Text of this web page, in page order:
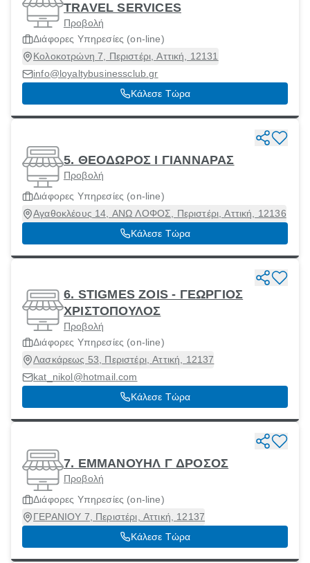
TRAVEL SERVICES
Προβολή
Διάφορες Υπηρεσίες (οn-line)
Κολοκοτρώνη 7, Περιστέρι, Αττική, 12131
info@loyaltybusinessclub.gr
Κάλεσε Τώρα
5. ΘΕΟΔΩΡΟΣ Ι ΓΙΑΝΝΑΡΑΣ
Προβολή
Διάφορες Υπηρεσίες (οn-line)
Αγαθοκλέους 14, ΑΝΩ ΛΟΦΟΣ, Περιστέρι, Αττική, 12136
Κάλεσε Τώρα
6. STIGMES ZOIS - ΓΕΩΡΓΙΟΣ
ΧΡΙΣΤΟΠΟΥΛΟΣ
Προβολή
Διάφορες Υπηρεσίες (οn-line)
Λασκάρεως 53, Περιστέρι, Αττική, 12137
kat_nikol@hotmail.com
Κάλεσε Τώρα
7. ΕΜΜΑΝΟΥΗΛ Γ ΔΡΟΣΟΣ
Προβολή
Διάφορες Υπηρεσίες (οn-line)
ΓΕΡΑΝΙΟΥ 7, Περιστέρι, Αττική, 12137
Κάλεσε Τώρα